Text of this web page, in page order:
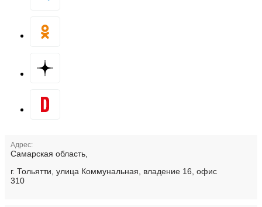
Адрес:
Самарская область,
г. Тольятти, улица Коммунальная, владение 16, офис
310